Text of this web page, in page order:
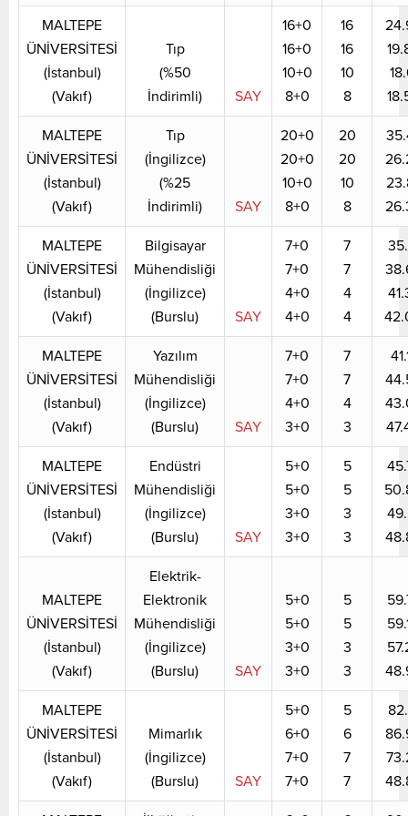
MALTEPE
ÜNİVERSİTESİ
(İstanbul)
(Vakıf)
Tıp
(%50
İndirimli)
SAY
16+0
16+0
10+0
8+0
16
16
10
8
MALTEPE
ÜNİVERSİTESİ
(İstanbul)
(Vakıf)
Tıp
(İngilizce)
(%25
İndirimli)
SAY
20+0
20+0
10+0
8+0
20
20
10
8
MALTEPE
ÜNİVERSİTESİ
(İstanbul)
(Vakıf)
Bilgisayar
Mühendisliği
(İngilizce)
(Burslu)
SAY
7+0
7+0
4+0
4+0
7
7
4
4
MALTEPE
ÜNİVERSİTESİ
(İstanbul)
(Vakıf)
Yazılım
Mühendisliği
(İngilizce)
(Burslu)
SAY
7+0
7+0
4+0
3+0
7
7
4
3
MALTEPE
ÜNİVERSİTESİ
(İstanbul)
(Vakıf)
Endüstri
Mühendisliği
(İngilizce)
(Burslu)
SAY
5+0
5+0
3+0
3+0
5
5
3
3
MALTEPE
ÜNİVERSİTESİ
(İstanbul)
(Vakıf)
Elektrik-
Elektronik
Mühendisliği
(İngilizce)
(Burslu)
SAY
5+0
5+0
3+0
3+0
5
5
3
3
MALTEPE
ÜNİVERSİTESİ
(İstanbul)
(Vakıf)
Mimarlık
(İngilizce)
(Burslu)
SAY
5+0
6+0
7+0
7+0
5
6
7
7